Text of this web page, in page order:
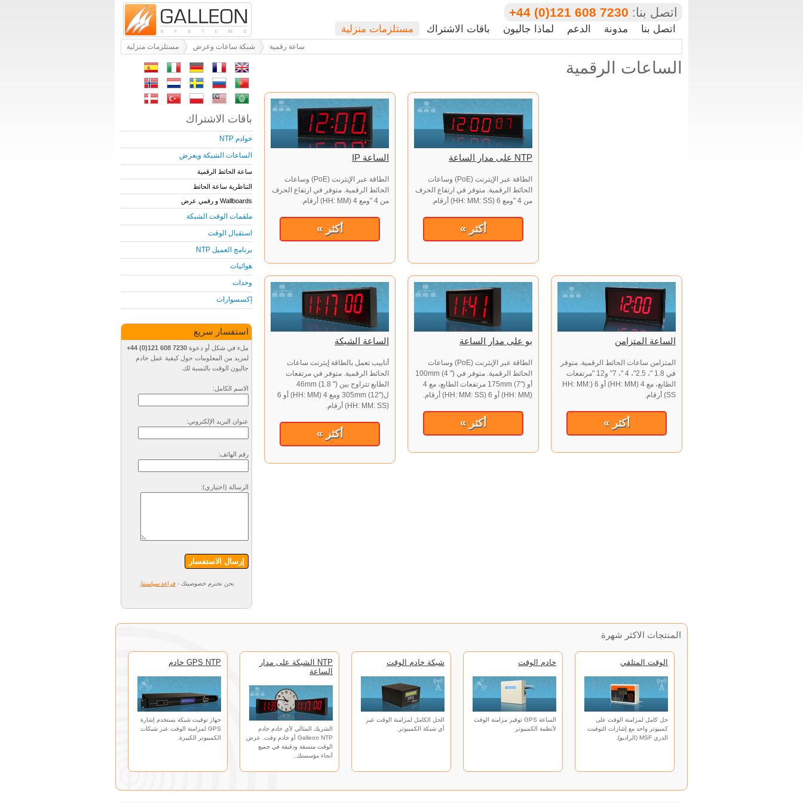
اتصل بنا: +44 (0)121 608 7230
مستلزمات منزلية باقات الاشتراك لماذا جاليون الدعم مدونة اتصل بنا
مستلزمات منزلية شبكة ساعات وعرض ساعة رقمية
الساعات الرقمية
الساعة IP
الطاقة عبر الإيثرنت (PoE) وساعات
الحائط الرقمية. متوفر في ارتفاع الحرف
من 4 "ومع 4 (HH: MM) أرقام.
أكثر »
NTP على مدار الساعة
الطاقة عبر الإيثرنت (PoE) وساعات
الحائط الرقمية. متوفر في ارتفاع الحرف
من 4 "ومع 6 (HH: MM: SS) أرقام.
أكثر »
الساعة الشبكة
أنابيب تعمل بالطاقة إيثرنت ساعات
الحائط الرقمية. متوفر في مرتفعات
الطابع تتراوح بين 46mm (1.8 ")
ل305mm (12") ومع 4 (HH: MM) أو 6
(HH: MM: SS) أرقام.
أكثر »
بو على مدار الساعة
الطاقة عبر الإيثرنت (PoE) وساعات
الحائط الرقمية. متوفر في 100mm (4 ")
أو 175mm (7") مرتفعات الطابع، مع 4
(HH: MM) أو 6 (HH: MM: SS) أرقام.
أكثر »
الساعة المتزامن
المتزامن ساعات الحائط الرقمية. متوفر
في 1.8 "، 2.5"، 4 "، 7" و12 "مرتفعات
الطابع، مع 4 (HH: MM) أو 6 (HH: MM:
SS) أرقام.
أكثر »
باقات الاشتراك
خوادم NTP
الساعات الشبكة ويعرض
ساعة الحائط الرقمية
التناظرية ساعة الحائط
Wallboards و رقمي عرض
ملقمات الوقت الشبكة
استقبال الوقت
برنامج العميل NTP
هوائيات
وحدات
إكسسوارات
استفسار سريع
ملء في شكل أو دعوة +44 (0)121 608 7230
لمزيد من المعلومات حول كيفية عمل خادم
جاليون الوقت بالنسبة لك.
الاسم الكامل:
عنوان البريد الإلكتروني:
رقم الهاتف:
الرسالة (اختياري):
إرسال الاستفسار
نحن نحترم خصوصيتك - قراءة سياستنا.
المنتجات الاكثر شهرة
GPS NTP خادم
جهاز توقيت شبكة يستخدم إشارة
GPS لمزامنة الوقت عبر شبكات
الكمبيوتر الكبيرة.
NTP الشبكة على مدار
الساعة
الشريك المثالي لأي خادم خادم
Galleon NTP أو خادم وقت. عرض
الوقت متسقة ودقيقة في جميع
أنحاء مؤسستك.
شبكة خادم الوقت
الحل الكامل لمزامنة الوقت عبر
أي شبكة الكمبيوتر.
خادم الوقت
الساعة GPS توفير مزامنة الوقت
لأنظمة الكمبيوتر
الوقت المتلقي
حل كامل لمزامنة الوقت على
كمبيوتر واحد مع إشارات التوقيت
الذري MSF (الراديو).